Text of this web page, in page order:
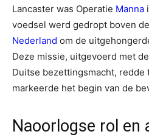
Lancaster was Operatie Manna
voedsel werd gedropt boven
Nederland om de
Deze missie, uitgevoerd met
Duitse bezettingsmacht, redde
markeerde het begin van de
Naoorlogse rol en